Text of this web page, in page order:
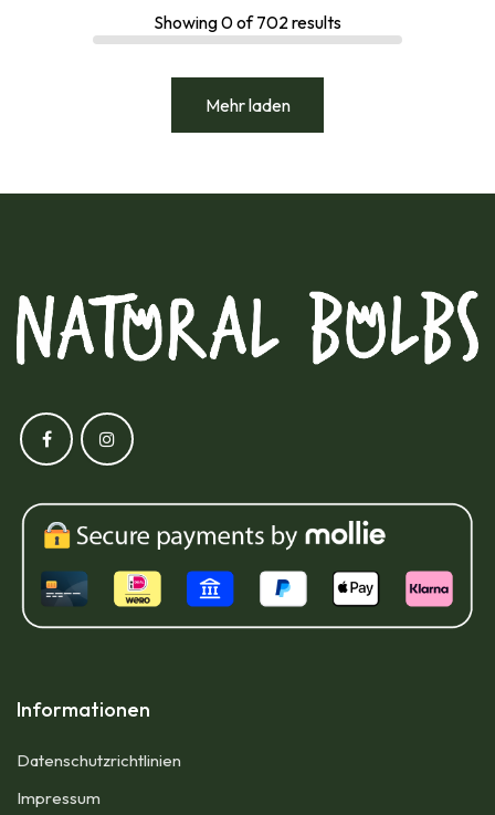
Showing0of702 results
Mehr laden
Informationen
Datenschutzrichtlinien
Impressum​